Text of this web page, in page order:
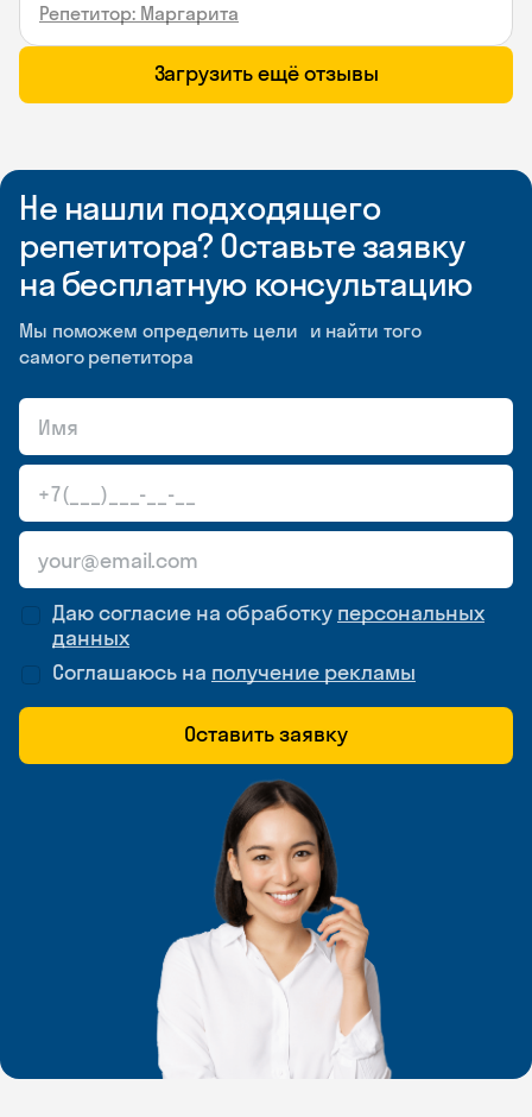
Репетитор: Маргарита
Загрузить ещё отзывы
Не нашли подходящего
репетитора? Оставьте заявку
на бесплатную консультацию
Мы поможем определить цели и найти того
самого репетитора
Даю согласие на обработку персональных
данных
Соглашаюсь на получение рекламы
Оставить заявку